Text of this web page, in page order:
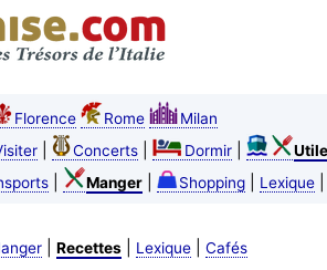
Florence Rome
Milan
| Concerts| Dormir| Utile
| Manger| Shopping| Lexique|
| Recettes| Lexique| Cafés